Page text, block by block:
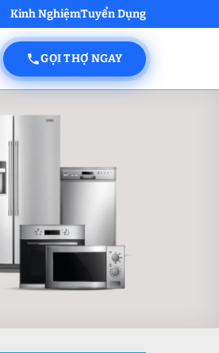
Kinh NghiệmTuyển Dụng
GỌI THỢ NGAY